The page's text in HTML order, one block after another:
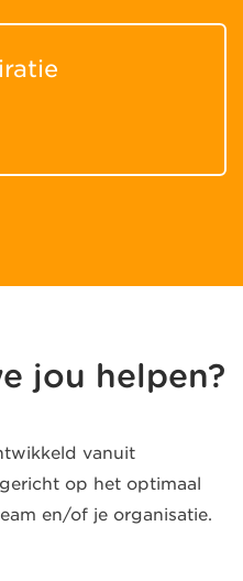
jou helpen?
vanuit
op het optimaal
en/of je organisatie.